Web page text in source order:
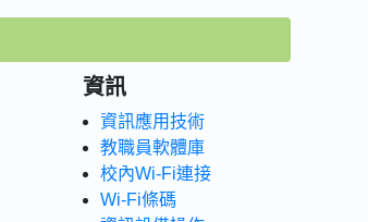
資訊
資訊應用技術
教職員軟體庫
校內Wi-Fi連接
Wi-Fi條碼